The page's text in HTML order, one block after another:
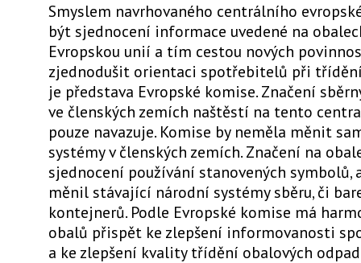
Smyslem navrhovaného centrálního
být sjednocení informace uvedené na
Evropskou unií a tím cestou nových
zjednodušit orientaci spotřebitelů při třídění
je představa Evropské komise. Značení
ve členských zemích naštěstí na tento
pouze navazuje. Komise by neměla měnit
systémy v členských zemích. Značení na
sjednocení používání stanovených symbolů,
měnil stávající národní systémy sběru, či
kontejnerů. Podle Evropské komise má
obalů přispět ke zlepšení informovanosti
a ke zlepšení kvality třídění obalových